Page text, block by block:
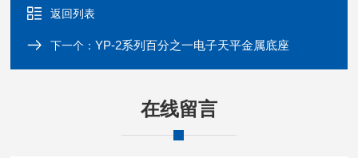
返回列表
下一个：YP-2系列百分之一电子天平金属底座
在线留言